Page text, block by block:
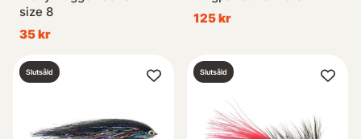
size 8
35 kr
125 kr
Slutsåld Slutsåld